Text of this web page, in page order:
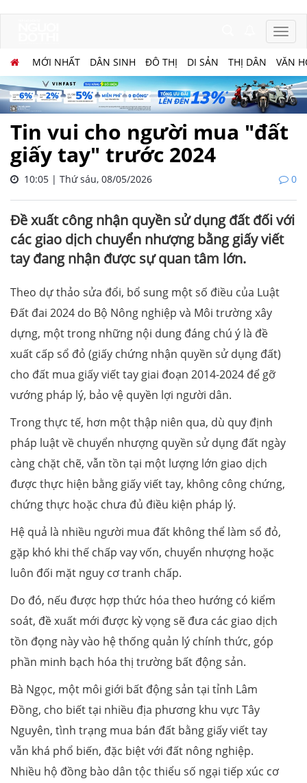
MỚI NHẤT DÂN SINH ĐÔ THỊ DI SẢN THỊ DÂN VĂN
Tin vui cho người mua "đất
giấy tay" trước 2024
10:05 | Thứ sáu, 08/05/2026 0
Đề xuất công nhận quyền sử dụng đất đối với
các giao dịch chuyển nhượng bằng giấy viết
tay đang nhận được sự quan tâm lớn.
Theo dự thảo sửa đổi, bổ sung một số điều của Luật
Đất đai 2024 do Bộ Nông nghiệp và Môi trường xây
dựng, một trong những nội dung đáng chú ý là đề
xuất cấp sổ đỏ (giấy chứng nhận quyền sử dụng đất)
cho đất mua giấy viết tay giai đoạn 2014-2024 để gỡ
vướng pháp lý, bảo vệ quyền lợi người dân.
Trong thực tế, hơn một thập niên qua, dù quy định
pháp luật về chuyển nhượng quyền sử dụng đất ngày
càng chặt chẽ, vẫn tồn tại một lượng lớn giao dịch
được thực hiện bằng giấy viết tay, không công chứng,
chứng thực hoặc chưa đủ điều kiện pháp lý.
Hệ quả là nhiều người mua đất không thể làm sổ đỏ,
gặp khó khi thế chấp vay vốn, chuyển nhượng hoặc
luôn đối mặt nguy cơ tranh chấp.
Do đó, nếu được hợp thức hóa theo hướng có kiểm
soát, đề xuất mới được kỳ vọng sẽ đưa các giao dịch
tồn đọng này vào hệ thống quản lý chính thức, góp
phần minh bạch hóa thị trường bất động sản.
Bà Ngọc, một môi giới bất động sản tại tỉnh Lâm
Đồng, cho biết tại nhiều địa phương khu vực Tây
Nguyên, tình trạng mua bán đất bằng giấy viết tay
vẫn khá phổ biến, đặc biệt với đất nông nghiệp.
Nhiều hộ đồng bào dân tộc thiểu số ngại tiếp xúc cơ